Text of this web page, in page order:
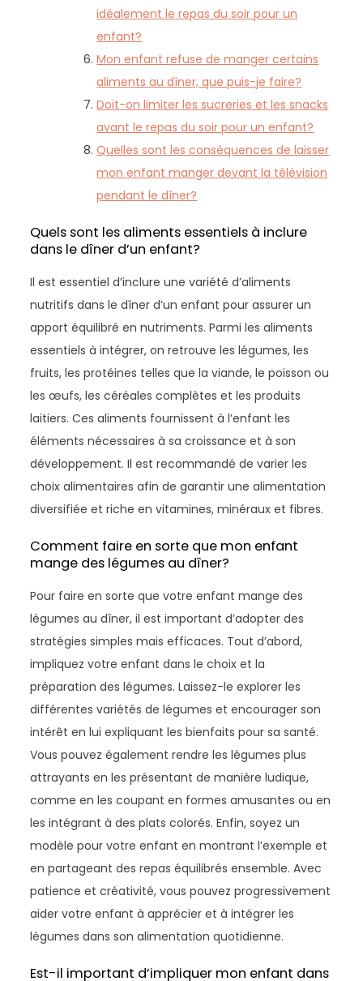
idéalement le repas du soir pour un
enfant?
Mon enfant refuse de manger certains
aliments au dîner, que puis-je faire?
Doit-on limiter les sucreries et les snacks
avant le repas du soir pour un enfant?
Quelles sont les conséquences de laisser
mon enfant manger devant la télévision
pendant le dîner?
Quels sont les aliments essentiels à inclure
dans le dîner d’un enfant?
Il est essentiel d’inclure une variété d’aliments
nutritifs dans le dîner d’un enfant pour assurer un
apport équilibré en nutriments. Parmi les aliments
essentiels à intégrer, on retrouve les légumes, les
fruits, les protéines telles que la viande, le poisson ou
les œufs, les céréales complètes et les produits
laitiers. Ces aliments fournissent à l’enfant les
éléments nécessaires à sa croissance et à son
développement. Il est recommandé de varier les
choix alimentaires afin de garantir une alimentation
diversifiée et riche en vitamines, minéraux et fibres.
Comment faire en sorte que mon enfant
mange des légumes au dîner?
Pour faire en sorte que votre enfant mange des
légumes au dîner, il est important d’adopter des
stratégies simples mais efficaces. Tout d’abord,
impliquez votre enfant dans le choix et la
préparation des légumes. Laissez-le explorer les
différentes variétés de légumes et encourager son
intérêt en lui expliquant les bienfaits pour sa santé.
Vous pouvez également rendre les légumes plus
attrayants en les présentant de manière ludique,
comme en les coupant en formes amusantes ou en
les intégrant à des plats colorés. Enfin, soyez un
modèle pour votre enfant en montrant l’exemple et
en partageant des repas équilibrés ensemble. Avec
patience et créativité, vous pouvez progressivement
aider votre enfant à apprécier et à intégrer les
légumes dans son alimentation quotidienne.
Est-il important d’impliquer mon enfant dans